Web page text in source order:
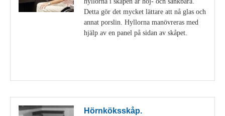
Detta gör det mycket lättare att nå glas och
annat porslin. Hyllorna manövreras med
hjälp av en panel på sidan av skåpet.
Hörnköksskåp.